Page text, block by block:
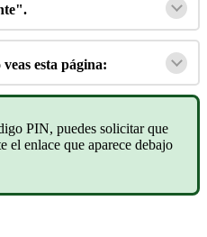
".
veas esta página:
PIN, puedes solicitar que
el enlace que aparece debajo